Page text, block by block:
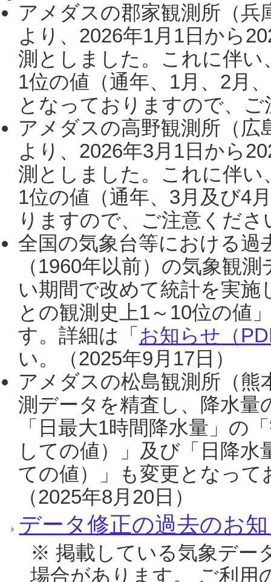
アメダスの郡家観測所（
より、2026年1月1日から
測としました。これに伴い
1位の値（通年、1月、2月
となっておりますので、
アメダスの高野観測所（
より、2026年3月1日から
測としました。これに伴い
1位の値（通年、3月及び4
りますので、ご注意くだ
全国の気象台等における過
（1960年以前）の気象観
い期間で改めて統計を実
との観測史上1～10位の値
す。詳細は「 お知らせ（
い。（2025年9月17日）
アメダスの松島観測所（熊
測データを精査し、降水
「日最大1時間降水量」の
しての値）」及び「日降
ての値）」も変更となっ
（2025年8月20日）
データ修正の過去のお
※ 掲載している気象デー
場合があります。 ご利用